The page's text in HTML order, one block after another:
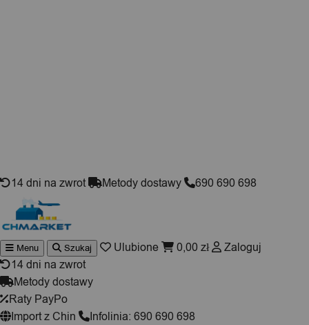
14 dni na zwrot Metody dostawy 690 690 698
Wyszukiwarka
produktów
Menu Szukaj Ulubione 0,00 zł
Zaloguj
14 dni na zwrot
Metody dostawy
Raty PayPo
Import z Chin
Infolinia: 690 690 698